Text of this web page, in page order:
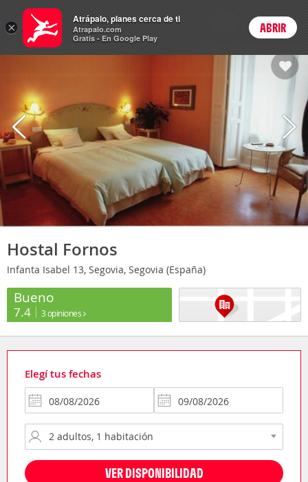
Hoteles Precios en
ARSCambiar moneda
Login
Hostal Fornos
Infanta Isabel 13, Segovia, Segovia (España)
Bueno
7.4 3 opiniones
Elegí tus fechas
VER DISPONIBILIDAD
×
Atrápalo, planes cerca de ti
Atrapalo.com
Gratis - En Google Play
ABRIR